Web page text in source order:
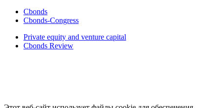
Cbonds
Cbonds-Congress
Private equity and venture capital
Cbonds Review